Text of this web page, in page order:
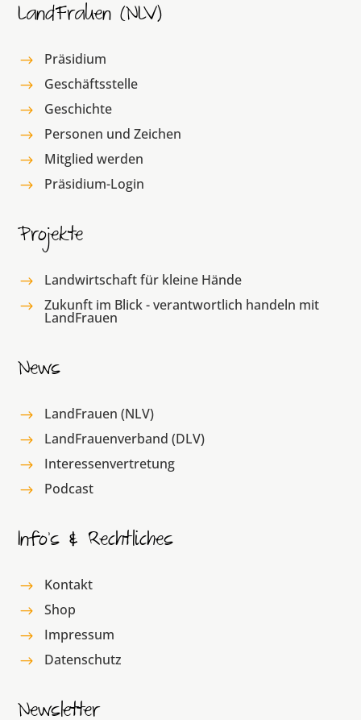
LandFrauen (NLV)
$ Präsidium
$ Geschäftsstelle
$ Geschichte
$ Personen und Zeichen
$ Mitglied werden
$ Präsidium-Login
Projekte
$ Landwirtschaft für kleine Hände
$ Zukunft im Blick - verantwortlich handeln mit
LandFrauen
News
$ LandFrauen (NLV)
$ LandFrauenverband (DLV)
$ Interessenvertretung
$ Podcast
Info’s & Rechtliches
$ Kontakt
$ Shop
$ Impressum
$ Datenschutz
Newsletter